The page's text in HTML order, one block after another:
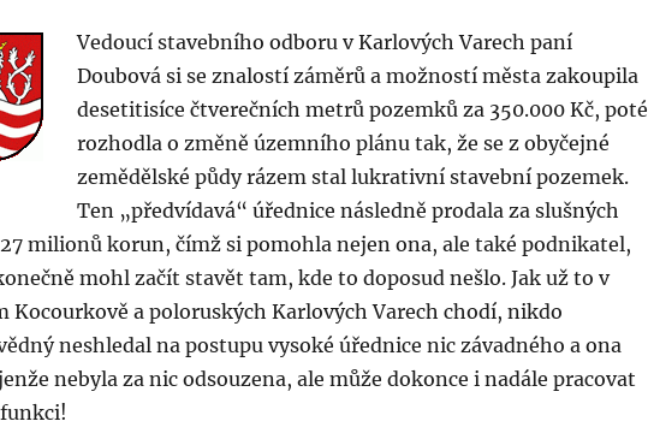
Vedoucí stavebního odboru v Karlových Varech paní
Doubová si se znalostí záměrů a možností města zakoupila
desetitisíce čtverečních metrů pozemků za 350.000 Kč, poté
rozhodla o změně územního plánu tak, že se z obyčejné
zemědělské půdy rázem stal lukrativní stavební pozemek.
Ten „předvídavá“ úřednice následně prodala za slušných
milionů korun, čímž si pomohla nejen ona, ale také podnikatel,
mohl začít stavět tam, kde to doposud nešlo. Jak už to v
Kocourkově a poloruských Karlových Varech chodí, nikdo
neshledal na postupu vysoké úřednice nic závadného a ona
nebyla za nic odsouzena, ale může dokonce i nadále pracovat